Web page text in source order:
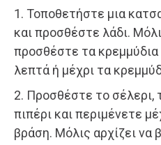
1. Τοποθετήστε μια
και προσθέστε λάδι.
προσθέστε τα κρεμμύδια
λεπτά ή μέχρι τα
2. Προσθέστε το σέλερι,
πιπέρι και περιμένετε
βράση. Μόλις αρχίζει να